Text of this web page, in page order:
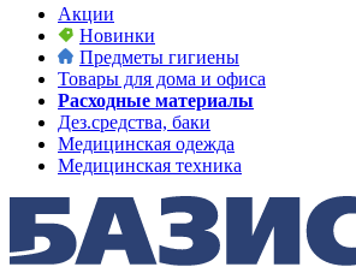
Акции
Новинки
Предметы гигиены
Товары для дома и офиса
Расходные материалы
Дез.средства, баки
Медицинская одежда
Медицинская техника